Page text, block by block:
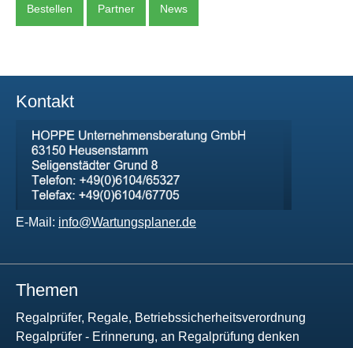
Bestellen Partner News
Kontakt
E-Mail: info@Wartungsplaner.de
Themen
Regalprüfer, Regale, Betriebssicherheitsverordnung
Regalprüfer - Erinnerung, an Regalprüfung denken